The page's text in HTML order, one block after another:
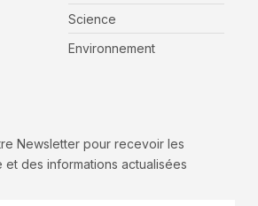
Science
Environnement
Newsletter pour recevoir les
et des informations actualisées